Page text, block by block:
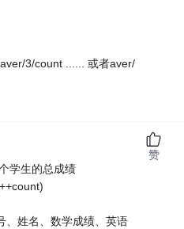
3/count ...... 或者aver/
学生的总成绩
、姓名、数学成绩、英语
赞